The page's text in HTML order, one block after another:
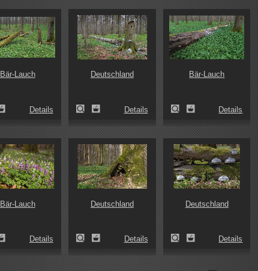
Bär-Lauch
Details
Deutschland
Details
Bär-Lauch
Details
Bär-Lauch
Details
Deutschland
Details
Deutschland
Details